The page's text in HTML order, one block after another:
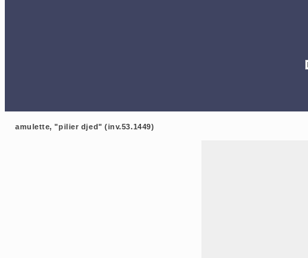
amulette, "pilier djed" (inv.53.1449)